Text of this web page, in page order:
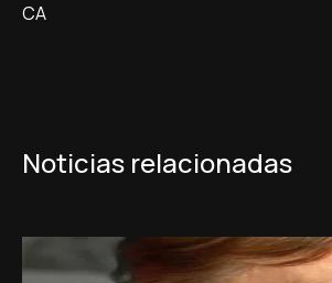
CA
Noticias relacionadas